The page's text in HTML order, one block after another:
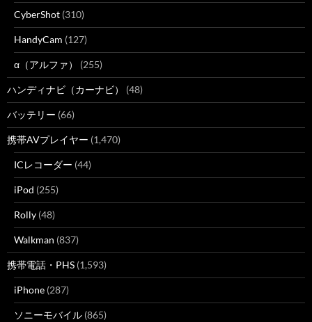
CyberShot (310)
HandyCam (127)
α（アルファ） (255)
ハンディナビ（カーナビ） (48)
バッテリー (66)
携帯AVプレイヤー (1,470)
ICレコーダー (44)
iPod (255)
Rolly (48)
Walkman (837)
携帯電話・PHS (1,593)
iPhone (287)
ソニーモバイル (865)